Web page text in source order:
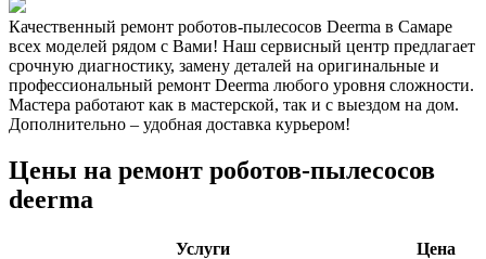
Качественный ремонт роботов-пылесосов Deerma в Самаре
всех моделей рядом с Вами! Наш сервисный центр предлагает
срочную диагностику, замену деталей на оригинальные и
профессиональный ремонт Deerma любого уровня сложности.
Мастера работают как в мастерской, так и с выездом на дом.
Дополнительно – удобная доставка курьером!
Цены на ремонт роботов-пылесосов
deerma
Услуги
Цена